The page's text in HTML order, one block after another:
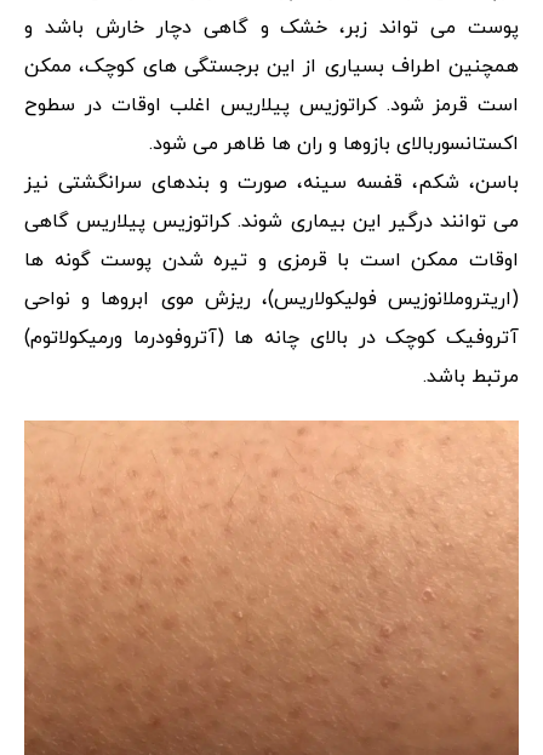
پوست می تواند زبر، خشک و گاهی دچار خارش باشد و
همچنین اطراف بسیاری از این برجستگی های کوچک، ممکن
است قرمز شود. کراتوزیس پیلاریس اغلب اوقات در سطوح
اکستانسوربالای بازوها و ران ها ظاهر می شود.
باسن، شکم، قفسه سینه، صورت و بندهای سرانگشتی نیز
می توانند درگیر این بیماری شوند. کراتوزیس پیلاریس گاهی
اوقات ممکن است با قرمزی و تیره شدن پوست گونه ها
(اریتروملانوزیس فولیکولاریس)، ریزش موی ابروها و نواحی
آتروفیک کوچک در بالای چانه ها (آتروفودرما ورمیکولاتوم)
مرتبط باشد.